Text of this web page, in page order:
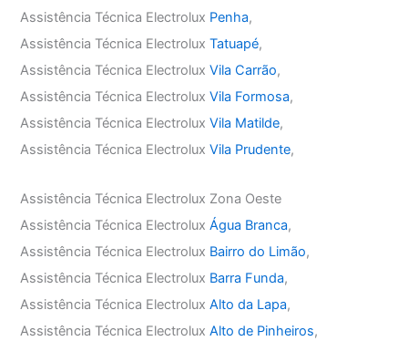
Assistência Técnica Electrolux Penha,
Assistência Técnica ElectroluxTatuapé,
Assistência Técnica ElectroluxVila Carrão,
Assistência Técnica ElectroluxVila Formosa,
Assistência Técnica ElectroluxVila Matilde,
Assistência Técnica ElectroluxVila Prudente,
Assistência Técnica Electrolux Zona Oeste
Assistência Técnica ElectroluxÁgua Branca,
Assistência Técnica Electrolux Bairro do Limão,
Assistência Técnica Electrolux Barra Funda,
Assistência Técnica ElectroluxAlto da Lapa,
Assistência Técnica ElectroluxAlto de Pinheiros,